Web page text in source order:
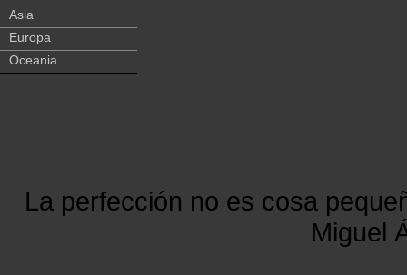
Asia
Europa
Oceania
La perfección no es cosa
Miguel